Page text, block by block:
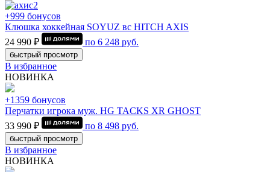
+999 бонусов
Клюшка хоккейная SOYUZ вс HITCH AXIS
24 990 ₽
по 6 248 руб.
быстрый просмотр
В избранное
НОВИНКА
+1359 бонусов
Перчатки игрока муж. HG TACKS XR GHOST
33 990 ₽
по 8 498 руб.
быстрый просмотр
В избранное
НОВИНКА